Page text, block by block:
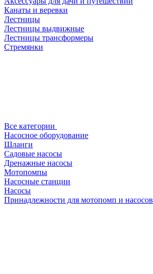
Канаты и веревки
Лестницы
Лестницы выдвижные
Лестницы трансформеры
Стремянки
Все категории
Насосное оборудование
Шланги
Садовые насосы
Дренажные насосы
Мотопомпы
Насосные станции
Насосы
Принадлежности для мотопомп и насосов